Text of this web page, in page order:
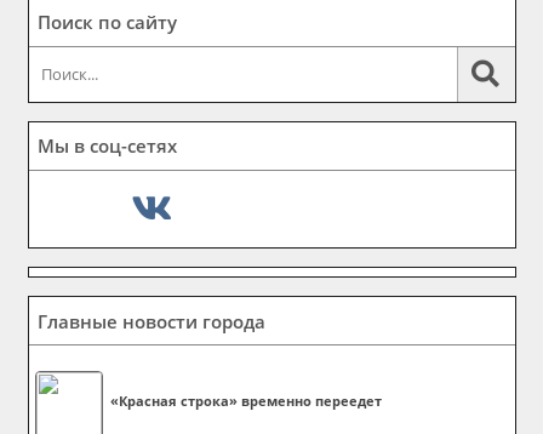
Поиск по сайту
Мы в соц-сетях
Главные новости города
«Красная строка» временно переедет